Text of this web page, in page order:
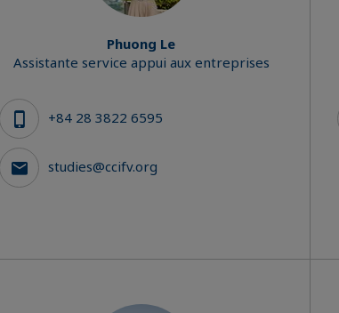
Phuong Le
Assistante service appui aux entreprises
+84 28 3822 6595
studies@ccifv.org